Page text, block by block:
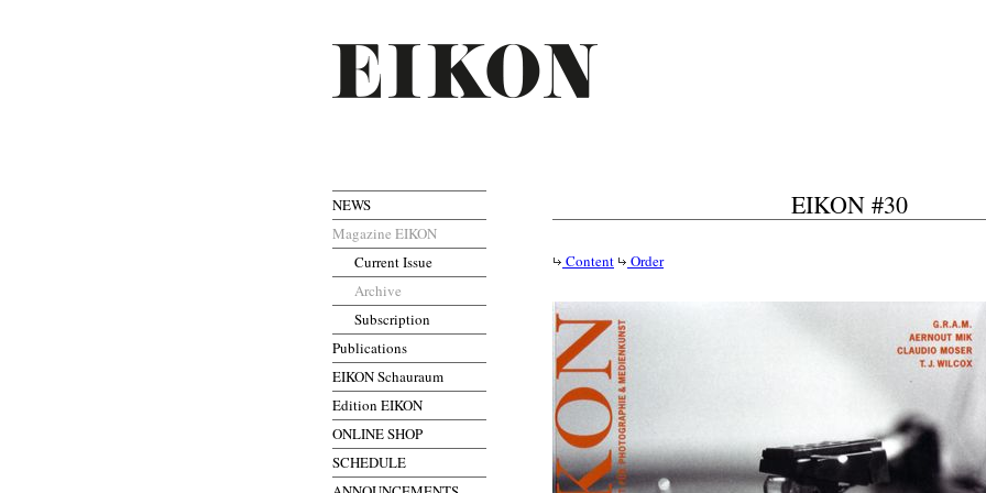
NEWS
Magazine EIKON
Current Issue
Archive
Subscription
Publications
EIKON Schauraum
Edition EIKON
ONLINE SHOP
SCHEDULE
EIKON #30
Content Order